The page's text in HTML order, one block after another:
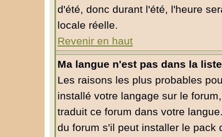
d'été, donc durant l'été, l'heure
locale réelle.
Revenir en haut
Ma langue n'est pas dans la
Les raisons les plus probables
installé votre langage sur le
traduit ce forum dans votre
du forum s'il peut installer le pack